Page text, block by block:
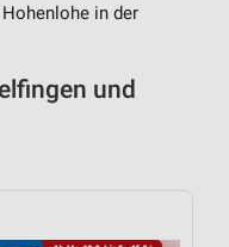
in der
und